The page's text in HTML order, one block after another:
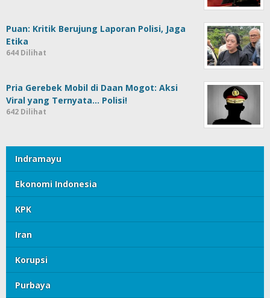
Puan: Kritik Berujung Laporan Polisi, Jaga
Etika
644 Dilihat
Pria Gerebek Mobil di Daan Mogot: Aksi
Viral yang Ternyata… Polisi!
642 Dilihat
Indramayu
Ekonomi Indonesia
KPK
Iran
Korupsi
Purbaya